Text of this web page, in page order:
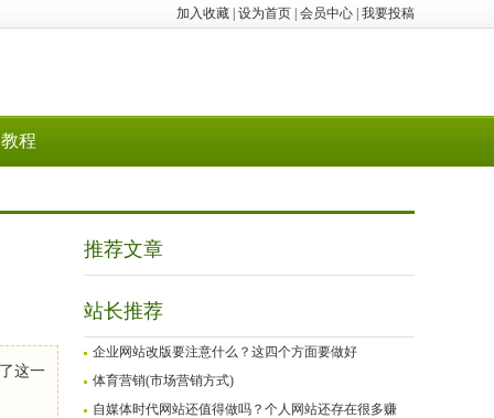
加入收藏 设为首页 会员中心 我要投稿
教程
这一
推荐文章
站长推荐
企业网站改版要注意什么？这四个方面要做好
体育营销(市场营销方式)
自媒体时代网站还值得做吗？个人网站还存在很多赚